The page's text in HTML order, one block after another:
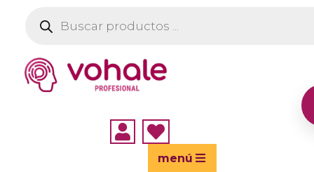
productos
 
menú